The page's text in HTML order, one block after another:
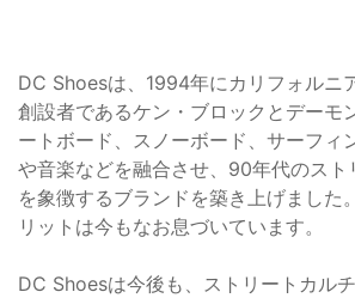
DC Shoesは、1994年にカリフォルニ
創設者であるケン・ブロックとデーモ
ートボード、スノーボード、サーフィ
や音楽などを融合させ、90年代のスト
を象徴するブランドを築き上げました
リットは今もなお息づいています。
DC Shoesは今後も、ストリートカル